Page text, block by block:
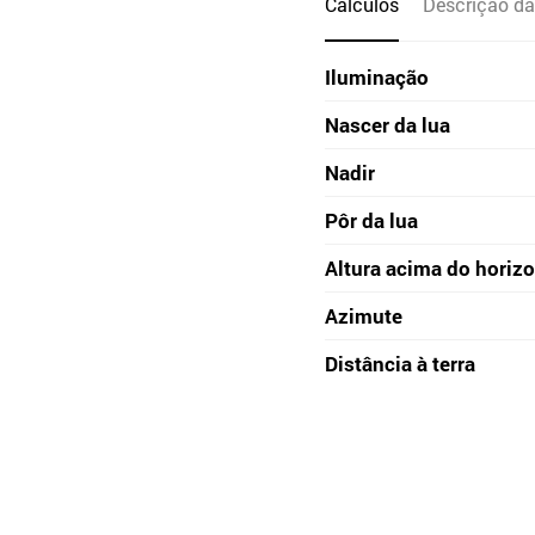
Iluminação
Nascer da lua
Nadir
Pôr da lua
Altura acima do
Azimute
Distância à terra